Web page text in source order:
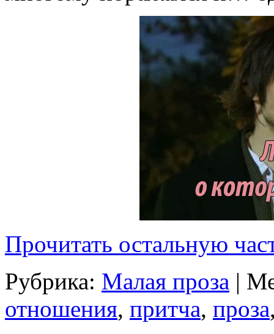
Прочитать остальную
Рубрика: Малая проза |
отношения, притча, проза